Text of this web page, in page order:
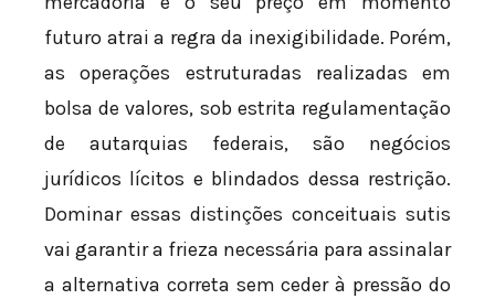
futuro atrai a regra da inexigibilidade. Porém,
as operações estruturadas realizadas em
bolsa de valores, sob estrita regulamentação
de autarquias federais, são negócios
jurídicos lícitos e blindados dessa restrição.
Dominar essas distinções conceituais sutis
vai garantir a frieza necessária para assinalar
a alternativa correta sem ceder à pressão do